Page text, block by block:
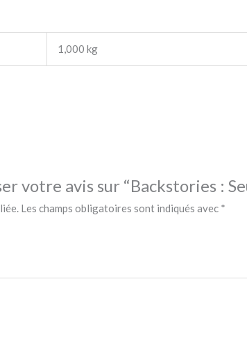
1,000 kg
votre avis sur “Backstories :
Les champs obligatoires sont indiqués avec *